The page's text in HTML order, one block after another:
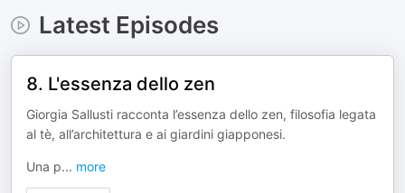
Latest Episodes
8. L'essenza dello zen
Giorgia Sallusti racconta l’essenza dello zen, filosofia legata
al tè, all’architettura e ai giardini giapponesi.
Una p... more